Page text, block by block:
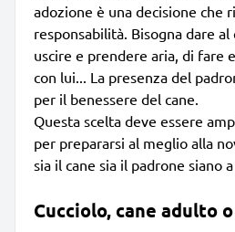
adozione è una decisione che
responsabilità. Bisogna dare
uscire e prendere aria, di fare
con lui... La presenza del
per il benessere del cane.
Questa scelta deve essere
per prepararsi al meglio alla
sia il cane sia il padrone siano
Cucciolo, cane adulto